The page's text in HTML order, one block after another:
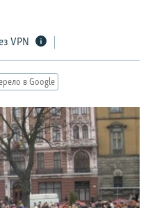
VPN
в Google